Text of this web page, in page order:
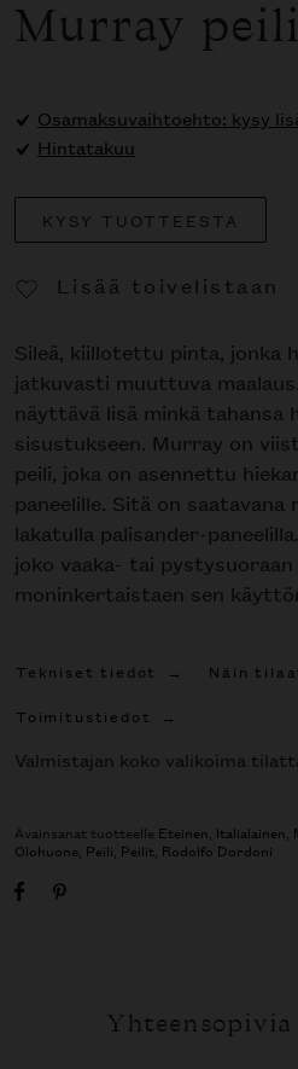
Murray peili
Osamaksuvaihtoehto: kysy
Hintatakuu
KYSY TUOTTEESTA
Lisää toivelistaan
Sileä, kiillotettu pinta, jonka
jatkuvasti muuttuva
näyttävä lisä minkä tahansa
sisustukseen. Murray on
peili, joka on asennettu
paneelille. Sitä on saatavana
lakatulla palisander-
joko vaaka- tai
moninkertaistaen sen
Tekniset tiedot
Näin
Toimitustiedot
Valmistajan koko valikoima
Avainsanat tuotteelle Eteinen, Italialainen,
Olohuone, Peili, Peilit, Rodolfo Dordoni